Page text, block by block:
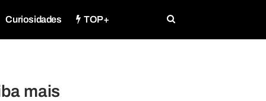
Curiosidades TOP+
mais